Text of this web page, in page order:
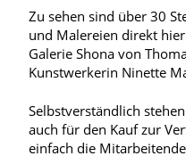
Zu sehen sind über 30
und Malereien direkt
Galerie Shona von
Kunstwerkerin Ninette
Selbstverständlich
auch für den Kauf zur
einfach die